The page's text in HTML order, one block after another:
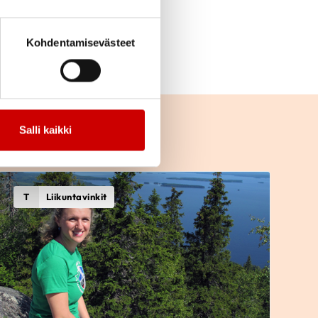
Kohdentamisevästeet
Salli kaikki
T Liikuntavinkit